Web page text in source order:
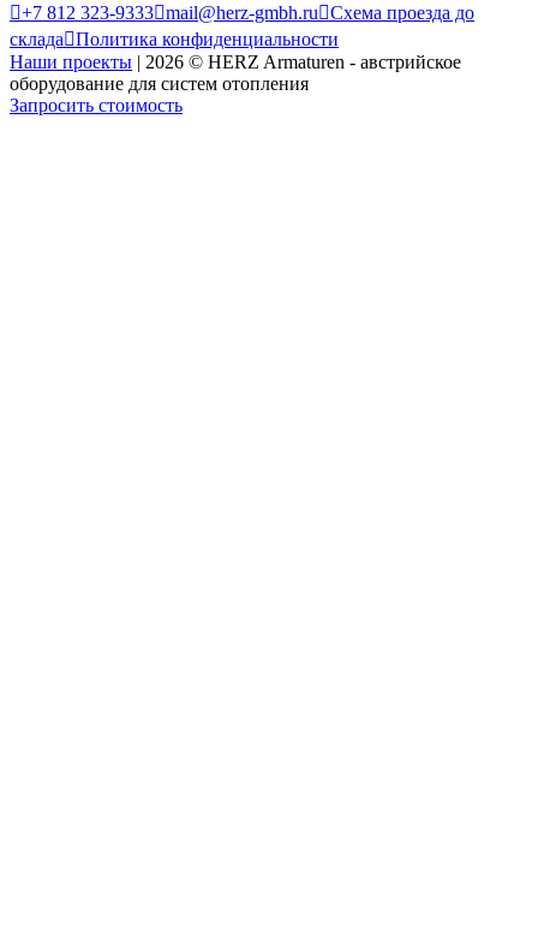
+7 812 323-9333mail@herz-gmbh.ruСхема проезда до
складаПолитика конфиденциальности
Наши проекты | 2026 © HERZ Armaturen - австрийское
оборудование для систем отопления
Запросить стоимость